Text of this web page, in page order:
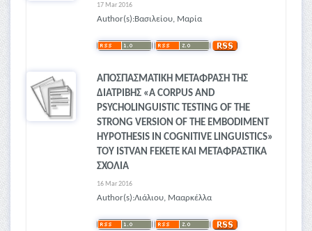
17 Mar 2016
Author(s):Βασιλείου, Μαρία
ΑΠΟΣΠΑΣΜΑΤΙΚΗ ΜΕΤΑΦΡΑΣΗ ΤΗΣ
ΔΙΑΤΡΙΒΗΣ «A CORPUS AND
PSYCHOLINGUISTIC TESTING OF THE
STRONG VERSION OF THE EMBODIMENT
HYPOTHESIS IN COGNITIVE LINGUISTICS»
ΤΟΥ ISTVAN FEKETE ΚΑΙ ΜΕΤΑΦΡΑΣΤΙΚΑ
ΣΧΟΛΙΑ
16 Mar 2016
Author(s):Λιάλιου, Μααρκέλλα